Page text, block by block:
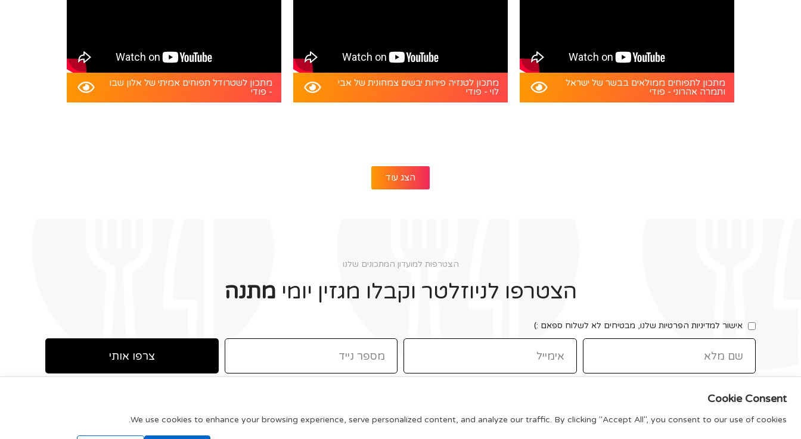
מתכון לתפוחים ממולאים בבשר של ישראל
ותמרה אהרוני - פודי
מתכון לטנזיה פירות יבשים צמחונית של אבי
לוי - פודי
מתכון לשטרודל תפוחים אמיתי של אלון שבו
- פודי
הצג עוד
הצטרפות למועדון המתכונים שלנו
הצטרפו לניוזלטר וקבלו מגזין יומי מתנה
אישור למדיניות הפרטיות שלנו, מבטיחים לא לשלוח ספאם :)
צרפו אותי
Cookie Consent
We use cookies to enhance your browsing experience, serve personalized content, and analyze our traffic. By clicking "Accept All", you consent to our use of cookies.